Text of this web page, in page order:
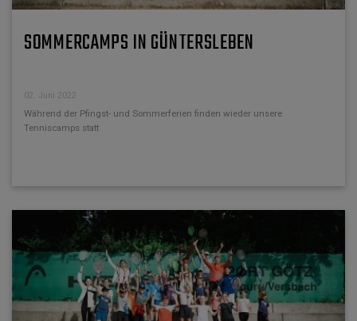
SOMMERCAMPS IN GÜNTERSLEBEN
02. Juni 2022
Während der Pfingst- und Sommerferien finden wieder unsere
Tenniscamps statt